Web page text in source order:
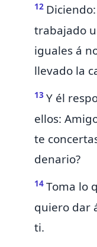
12
trabajado
iguales á
llevado la
13 Y él
ellos:
te
denario?
14 Toma lo
quiero dar
ti.